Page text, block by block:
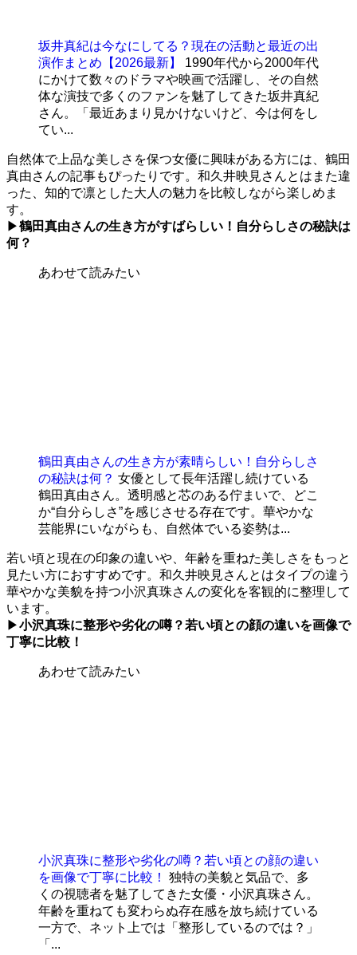
坂井真紀は今なにしてる？現在の活動と最近の出
演作まとめ【2026最新】
1990年代から2000年代
にかけて数々のドラマや映画で活躍し、その自然
体な演技で多くのファンを魅了してきた坂井真紀
さん。「最近あまり見かけないけど、今は何をし
てい...
自然体で上品な美しさを保つ女優に興味がある方には、鶴田
真由さんの記事もぴったりです。和久井映見さんとはまた違
った、知的で凛とした大人の魅力を比較しながら楽しめま
す。
▶鶴田真由さんの生き方がすばらしい！自分らしさの秘訣は
何？
あわせて読みたい
鶴田真由さんの生き方が素晴らしい！自分らしさ
の秘訣は何？ 女優として長年活躍し続けている
鶴田真由さん。透明感と芯のある佇まいで、どこ
か“自分らしさ”を感じさせる存在です。華やかな
芸能界にいながらも、自然体でいる姿勢は...
若い頃と現在の印象の違いや、年齢を重ねた美しさをもっと
見たい方におすすめです。和久井映見さんとはタイプの違う
華やかな美貌を持つ小沢真珠さんの変化を客観的に整理して
います。
▶小沢真珠に整形や劣化の噂？若い頃との顔の違いを画像で
丁寧に比較！
あわせて読みたい
小沢真珠に整形や劣化の噂？若い頃との顔の違い
を画像で丁寧に比較！
独特の美貌と気品で、多
くの視聴者を魅了してきた女優・小沢真珠さん。
年齢を重ねても変わらぬ存在感を放ち続けている
一方で、ネット上では「整形しているのでは？」
「...